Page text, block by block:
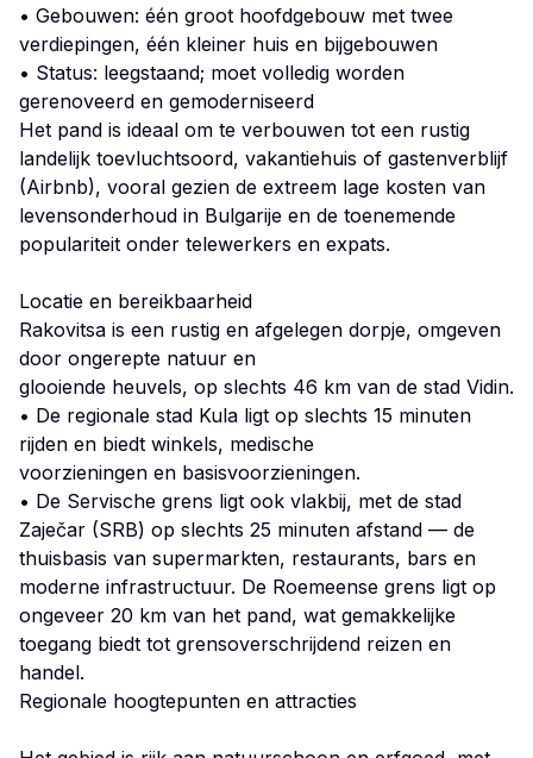
• Gebouwen: één groot hoofdgebouw met twee
verdiepingen, één kleiner huis en bijgebouwen
• Status: leegstaand; moet volledig worden
gerenoveerd en gemoderniseerd
Het pand is ideaal om te verbouwen tot een rustig
landelijk toevluchtsoord, vakantiehuis of gastenverblijf
(Airbnb), vooral gezien de extreem lage kosten van
levensonderhoud in Bulgarije en de toenemende
populariteit onder telewerkers en expats.
Locatie en bereikbaarheid
Rakovitsa is een rustig en afgelegen dorpje, omgeven
door ongerepte natuur en
glooiende heuvels, op slechts 46 km van de stad Vidin.
• De regionale stad Kula ligt op slechts 15 minuten
rijden en biedt winkels, medische
voorzieningen en basisvoorzieningen.
• De Servische grens ligt ook vlakbij, met de stad
Zaječar (SRB) op slechts 25 minuten afstand — de
thuisbasis van supermarkten, restaurants, bars en
moderne infrastructuur. De Roemeense grens ligt op
ongeveer 20 km van het pand, wat gemakkelijke
toegang biedt tot grensoverschrijdend reizen en
handel.
Regionale hoogtepunten en attracties